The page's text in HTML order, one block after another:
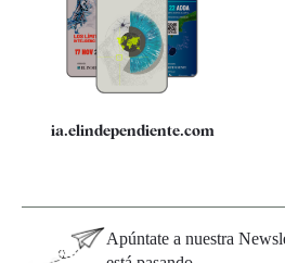
Quiénes somos
Especificaciones
ia.elindependiente.com
Apúntate a nuestra